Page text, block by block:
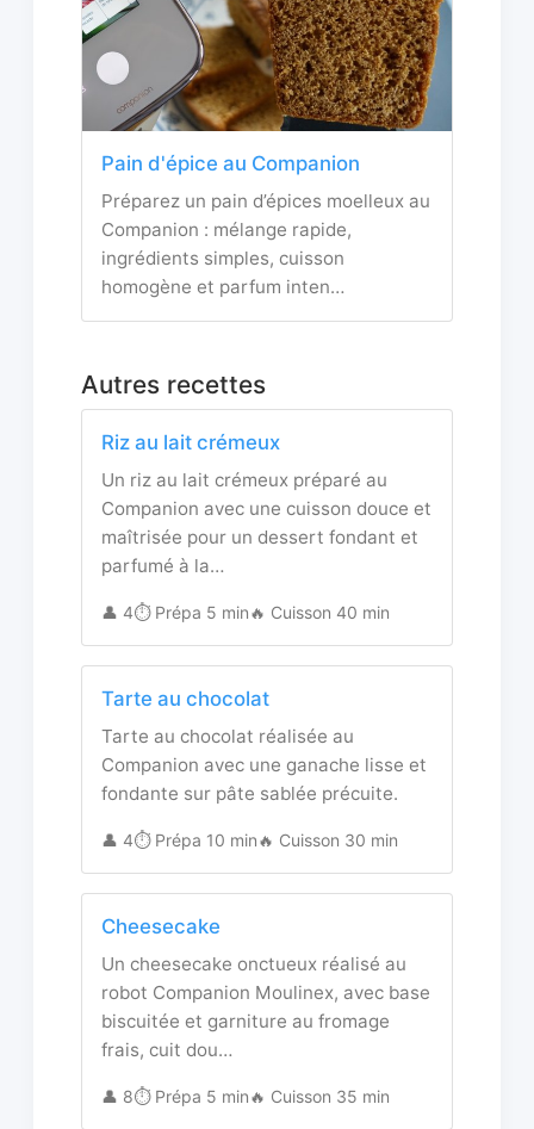
Pain d'épice au Companion
Préparez un pain d’épices moelleux au
Companion : mélange rapide,
ingrédients simples, cuisson
homogène et parfum inten…
Autres recettes
Riz au lait crémeux
Un riz au lait crémeux préparé au
Companion avec une cuisson douce et
maîtrisée pour un dessert fondant et
parfumé à la…
👤 4⏱️ Prépa 5 min🔥 Cuisson 40 min
Tarte au chocolat
Tarte au chocolat réalisée au
Companion avec une ganache lisse et
fondante sur pâte sablée précuite.
👤 4⏱️ Prépa 10 min🔥 Cuisson 30 min
Cheesecake
Un cheesecake onctueux réalisé au
robot Companion Moulinex, avec base
biscuitée et garniture au fromage
frais, cuit dou…
👤 8⏱️ Prépa 5 min🔥 Cuisson 35 min